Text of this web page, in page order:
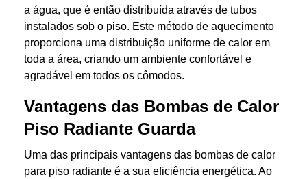
a água, que é então distribuída através de tubos
instalados sob o piso. Este método de aquecimento
proporciona uma distribuição uniforme de calor em
toda a área, criando um ambiente confortável e
agradável em todos os cômodos.
Vantagens das Bombas de Calor
Piso Radiante Guarda
Uma das principais vantagens das bombas de calor
para piso radiante é a sua eficiência energética. Ao